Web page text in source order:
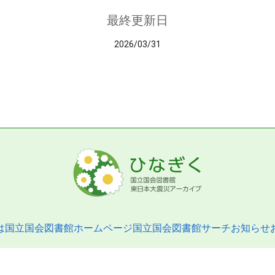
最終更新日
2026/03/31
国立国会図書館ホームページ国立国会図書館サーチお知らせ